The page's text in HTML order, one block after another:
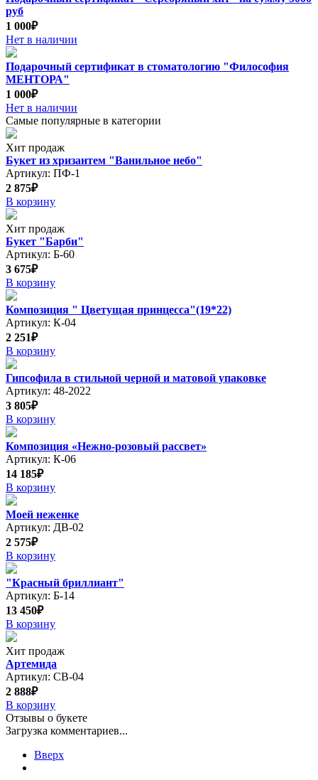
руб
1 000₽
Нет в наличии
Подарочный сертификат в стоматологию "Философия
МЕНТОРА"
1 000₽
Нет в наличии
Самые популярные в категории
Хит продаж
Букет из хризантем "Ванильное небо"
Артикул: ПФ-1
2 875₽
В корзину
Хит продаж
Букет "Барби"
Артикул: Б-60
3 675₽
В корзину
Композиция " Цветущая принцесса"(19*22)
Артикул: К-04
2 251₽
В корзину
Гипсофила в стильной черной и матовой упаковке
Артикул: 48-2022
3 805₽
В корзину
Композиция «Нежно-розовый рассвет»
Артикул: К-06
14 185₽
В корзину
Моей неженке
Артикул: ДВ-02
2 575₽
В корзину
"Красный бриллиант"
Артикул: Б-14
13 450₽
В корзину
Хит продаж
Артемида
Артикул: СВ-04
2 888₽
В корзину
Отзывы о букете
Загрузка комментариев...
Вверх